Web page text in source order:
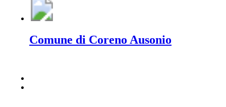
Comune di Coreno Ausonio